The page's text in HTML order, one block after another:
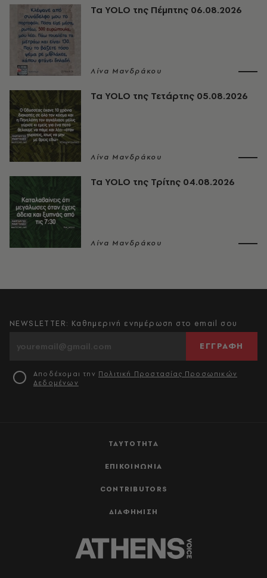
Τα YOLO της Πέμπτης 06.08.2026
Λίνα Μανδράκου
Τα YOLO της Τετάρτης 05.08.2026
Λίνα Μανδράκου
Τα YOLO της Τρίτης 04.08.2026
Λίνα Μανδράκου
ΤΑΥΤΟΤΗΤΑ
ΕΠΙΚΟΙΝΩΝΙΑ
CONTRIBUTORS
ΔΙΑΦΗΜΙΣΗ
NEWSLETTER: Καθημερινή ενημέρωση στο email σου
ΕΓΓΡΑΦΗ
Αποδέχομαι την Πολιτική Προστασίας Προσωπικών
Δεδομένων